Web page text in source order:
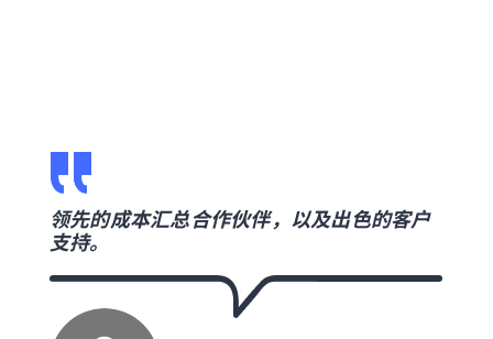
领先的成本汇总合作伙伴，以及出色的客户
支持。